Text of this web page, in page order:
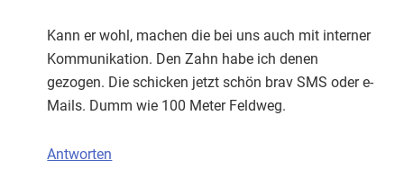
Kann er wohl, machen die bei uns auch mit interner
Kommunikation. Den Zahn habe ich denen
gezogen. Die schicken jetzt schön brav SMS oder e-
Mails. Dumm wie 100 Meter Feldweg.
Antworten